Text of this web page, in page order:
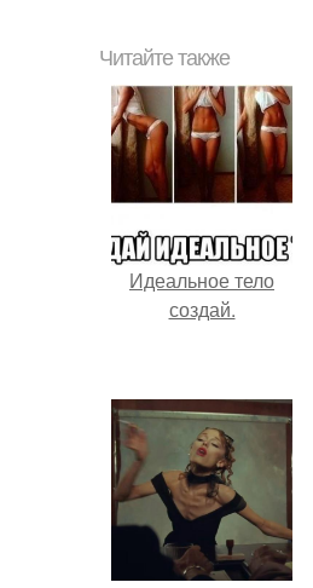
Читайте также
Идеальное тело
создай.